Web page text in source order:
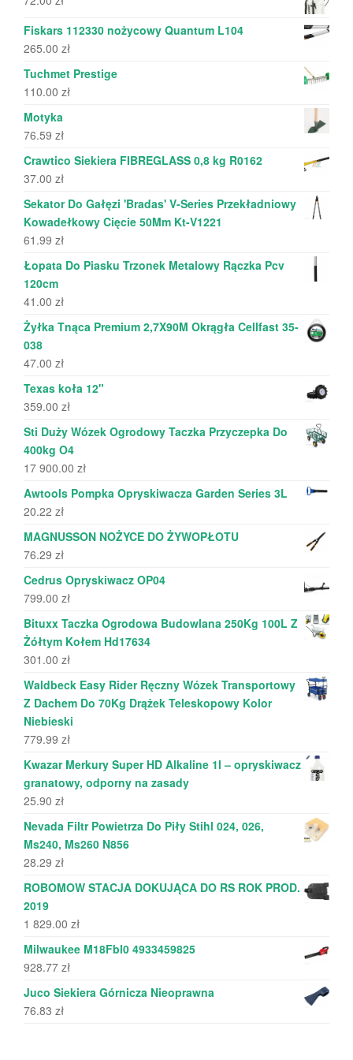
Fiskars 112330 nożycowy Quantum L104
265.00 zł
Tuchmet Prestige
110.00 zł
Motyka
76.59 zł
Crawtico Siekiera FIBREGLASS 0,8 kg R0162
37.00 zł
Sekator Do Gałęzi 'Bradas' V-Series Przekładniowy
Kowadełkowy Cięcie 50Mm Kt-V1221
61.99 zł
Łopata Do Piasku Trzonek Metalowy Rączka Pcv
120cm
41.00 zł
Żyłka Tnąca Premium 2,7X90M Okrągła Cellfast 35-
038
47.00 zł
Texas koła 12"
359.00 zł
Sti Duży Wózek Ogrodowy Taczka Przyczepka Do
400kg O4
17 900.00 zł
Awtools Pompka Opryskiwacza Garden Series 3L
20.22 zł
MAGNUSSON NOŻYCE DO ŻYWOPŁOTU
76.29 zł
Cedrus Opryskiwacz OP04
799.00 zł
Bituxx Taczka Ogrodowa Budowlana 250Kg 100L Z
Żółtym Kołem Hd17634
301.00 zł
Waldbeck Easy Rider Ręczny Wózek Transportowy
Z Dachem Do 70Kg Drążek Teleskopowy Kolor
Niebieski
779.99 zł
Kwazar Merkury Super HD Alkaline 1l – opryskiwacz
granatowy, odporny na zasady
25.90 zł
Nevada Filtr Powietrza Do Piły Stihl 024, 026,
Ms240, Ms260 N856
28.29 zł
ROBOMOW STACJA DOKUJĄCA DO RS ROK PROD.
2019
1 829.00 zł
Milwaukee M18Fbl0 4933459825
928.77 zł
Juco Siekiera Górnicza Nieoprawna
76.83 zł